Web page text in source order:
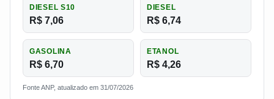
DIESEL S10
R$ 7,06
DIESEL
R$ 6,74
GASOLINA
R$ 6,70
ETANOL
R$ 4,26
Fonte ANP, atualizado em 31/07/2026